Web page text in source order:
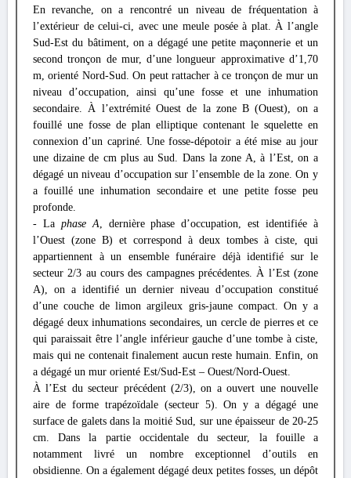
En revanche, on a rencontré un niveau de fréquentation à
l’extérieur de celui-ci, avec une meule posée à plat. À l’angle
Sud-Est du bâtiment, on a dégagé une petite maçonnerie et un
second tronçon de mur, d’une longueur approximative d’1,70
m, orienté Nord-Sud. On peut rattacher à ce tronçon de mur un
niveau d’occupation, ainsi qu’une fosse et une inhumation
secondaire. À l’extrémité Ouest de la zone B (Ouest), on a
fouillé une fosse de plan elliptique contenant le squelette en
connexion d’un capriné. Une fosse-dépotoir a été mise au jour
une dizaine de cm plus au Sud. Dans la zone A, à l’Est, on a
dégagé un niveau d’occupation sur l’ensemble de la zone. On y
a fouillé une inhumation secondaire et une petite fosse peu
profonde.
- La phase A, dernière phase d’occupation, est identifiée à
l’Ouest (zone B) et correspond à deux tombes à ciste, qui
appartiennent à un ensemble funéraire déjà identifié sur le
secteur 2/3 au cours des campagnes précédentes. À l’Est (zone
A), on a identifié un dernier niveau d’occupation constitué
d’une couche de limon argileux gris-jaune compact. On y a
dégagé deux inhumations secondaires, un cercle de pierres et ce
qui paraissait être l’angle inférieur gauche d’une tombe à ciste,
mais qui ne contenait finalement aucun reste humain. Enfin, on
a dégagé un mur orienté Est/Sud-Est – Ouest/Nord-Ouest.
À l’Est du secteur précédent (2/3), on a ouvert une nouvelle
aire de forme trapézoïdale (secteur 5). On y a dégagé une
surface de galets dans la moitié Sud, sur une épaisseur de 20-25
cm. Dans la partie occidentale du secteur, la fouille a
notamment livré un nombre exceptionnel d’outils en
obsidienne. On a également dégagé deux petites fosses, un dépôt